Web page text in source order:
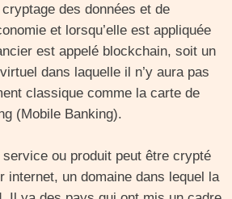
des données et de
et lorsqu’elle est appliquée
est appelé blockchain, soit un
dans laquelle il n’y aura pas
classique comme la carte de
(Mobile Banking).
service ou produit peut être crypté
internet, un domaine dans lequel la